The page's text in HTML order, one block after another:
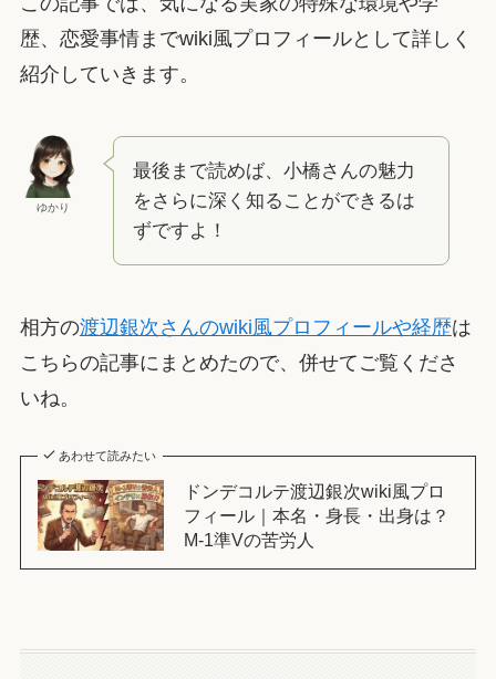
歴、恋愛事情までwiki風プロフィールとして詳しく
紹介していきます。
ゆかり
最後まで読めば、小橋さんの魅力
をさらに深く知ることができるは
ずですよ！
相方の渡辺銀次さんのwiki風プロフィールや経歴は
こちらの記事にまとめたので、併せてご覧くださ
いね。
あわせて読みたい
ドンデコルテ渡辺銀次wiki風プロ
フィール｜本名・身長・出身は？
M-1準Vの苦労人